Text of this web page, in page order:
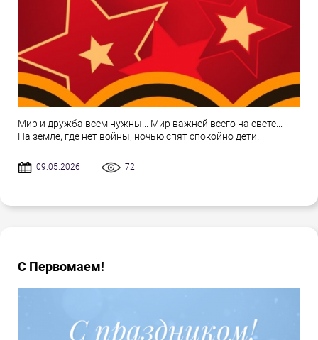
Мир и дружба всем нужны... Мир важней всего на свете...
На земле, где нет войны, ночью спят спокойно дети!
09.05.2026 72
С Первомаем!